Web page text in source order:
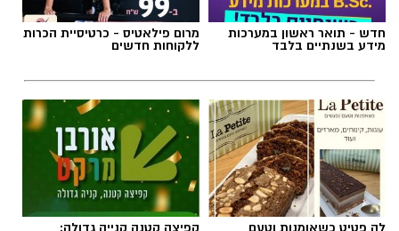
חדש - תואר ראשון במערכות
מידע בשנתיים בלבד
מרום פילאטיס - כרטיסיית הכרות
ללקוחות חדשים
לה פטיט כשאומנות וטעם קפיצה קטנה קנייה גדולה: